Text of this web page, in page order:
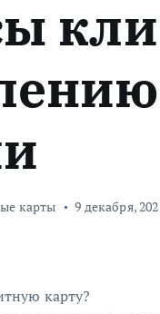
карты 9 декабря,
карту?